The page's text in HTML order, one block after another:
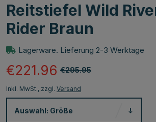
Reitstiefel Wild
Rider Braun
Lagerware. Lieferung 2-3 Werktage
€295.95
€221.96
Inkl. MwSt., zzgl. Versand
Auswahl: Größe